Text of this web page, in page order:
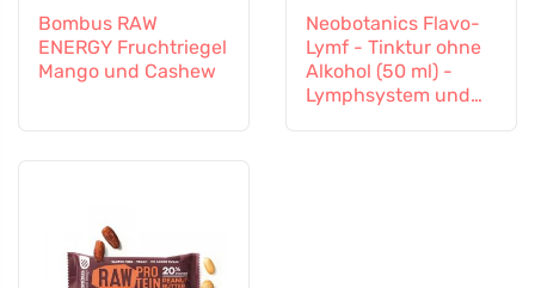
Bombus RAW
ENERGY Fruchtriegel
Mango und Cashew
Neobotanics Flavo-
Lymf - Tinktur ohne
Alkohol (50 ml) -
Lymphsystem und